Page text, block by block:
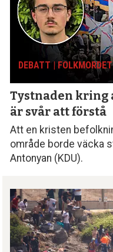
DEBATT |
Tystnaden
är svår att förstå
Att en kristen
område borde väcka
Antonyan (KDU).